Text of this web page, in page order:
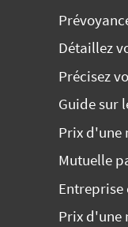
Détaillez
Précisez
Guide sur
Prix d'une
Mutuelle
Entreprise
Prix d'une